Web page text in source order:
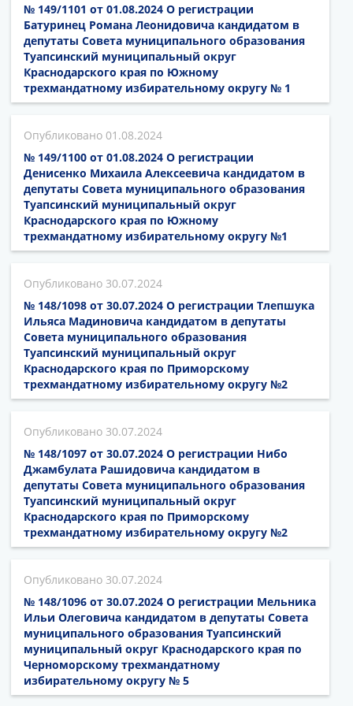
№ 149/1101 от 01.08.2024 О регистрации
Батуринец Романа Леонидовича кандидатом в
депутаты Совета муниципального образования
Туапсинский муниципальный округ
Краснодарского края по Южному
трехмандатному избирательному округу № 1
01.08.2024
№ 149/1100 от 01.08.2024 О регистрации
Денисенко Михаила Алексеевича кандидатом в
депутаты Совета муниципального образования
Туапсинский муниципальный округ
Краснодарского края по Южному
трехмандатному избирательному округу №1
30.07.2024
№ 148/1098 от 30.07.2024 О регистрации Тлепшука
Ильяса Мадиновича кандидатом в депутаты
Совета муниципального образования
Туапсинский муниципальный округ
Краснодарского края по Приморскому
трехмандатному избирательному округу №2
30.07.2024
№ 148/1097 от 30.07.2024 О регистрации Нибо
Джамбулата Рашидовича кандидатом в
депутаты Совета муниципального образования
Туапсинский муниципальный округ
Краснодарского края по Приморскому
трехмандатному избирательному округу №2
30.07.2024
№ 148/1096 от 30.07.2024 О регистрации Мельника
Ильи Олеговича кандидатом в депутаты Совета
муниципального образования Туапсинский
муниципальный округ Краснодарского края по
Черноморскому трехмандатному
избирательному округу № 5